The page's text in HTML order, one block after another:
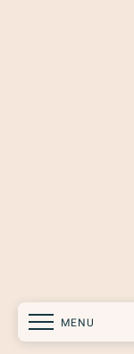
MENU